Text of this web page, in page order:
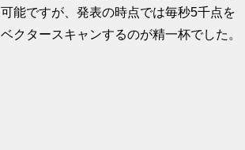
可能ですが、発表の時点では毎秒5千点を
ベクタースキャンするのが精一杯でした。